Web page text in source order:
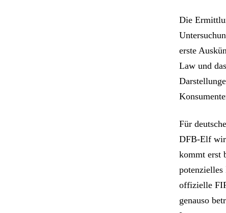
Die
erste
Law und
Für
DFB-Elf
kommt erst
offizielle
genauso